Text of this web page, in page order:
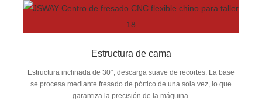
Estructura de cama
Estructura inclinada de 30°, descarga suave de recortes. La base
se procesa mediante fresado de pórtico de una sola vez, lo que
garantiza la precisión de la máquina.